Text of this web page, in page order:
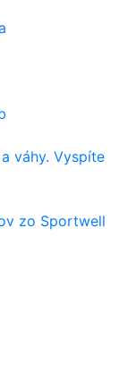
váhy. Vyspíte
zo Sportwell